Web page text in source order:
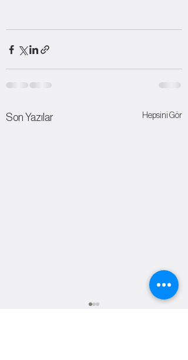
Son Yazılar Hepsini Gör